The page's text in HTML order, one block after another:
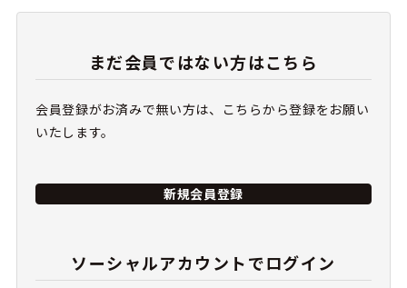
まだ会員ではない方はこちら
会員登録がお済みで無い方は、こちらから登録をお願い
いたします。
新規会員登録
ソーシャルアカウントでログイン